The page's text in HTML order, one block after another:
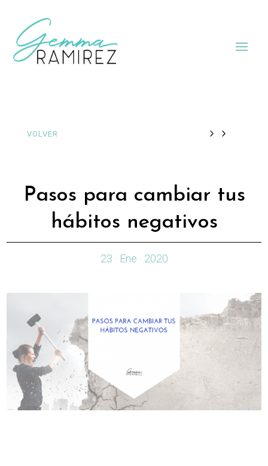
VOLVER
Pasos para cambiar tus
hábitos negativos
23 · Ene · 2020